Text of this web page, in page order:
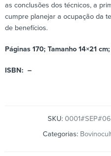
as conclusões dos técnicos, a
cumpre planejar a ocupação da
de benefícios.
Páginas 170; Tamanho 14×21
ISBN: –
SKU:
Categorias: